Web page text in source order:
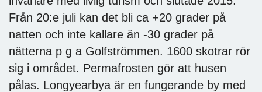
Från 20:e juli kan det bli ca +20 grader på
natten och inte kallare än -30 grader på
nätterna p g a Golfströmmen. 1600 skotrar rör
sig i området. Permafrosten gör att husen
pålas. Longyearbya är en fungerande by med